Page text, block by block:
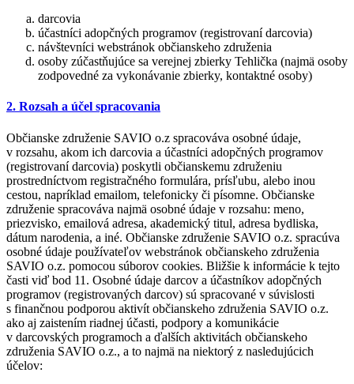
darcovia
účastníci adopčných programov (registrovaní darcovia)
návštevníci webstránok občianskeho združenia
osoby zúčastňujúce sa verejnej zbierky Tehlička (najmä osoby
zodpovedné za vykonávanie zbierky, kontaktné osoby)
2. Rozsah a účel spracovania
Občianske združenie SAVIO o.z spracováva osobné údaje,
v rozsahu, akom ich darcovia a účastníci adopčných programov
(registrovaní darcovia) poskytli občianskemu združeniu
prostredníctvom registračného formulára, prísľubu, alebo inou
cestou, napríklad emailom, telefonicky či písomne. Občianske
združenie spracováva najmä osobné údaje v rozsahu: meno,
priezvisko, emailová adresa, akademický titul, adresa bydliska,
dátum narodenia, a iné. Občianske združenie SAVIO o.z. spracúva
osobné údaje používateľov webstránok občianskeho združenia
SAVIO o.z. pomocou súborov cookies. Bližšie k informácie k tejto
časti viď bod 11. Osobné údaje darcov a účastníkov adopčných
programov (registrovaných darcov) sú spracované v súvislosti
s finančnou podporou aktivít občianskeho združenia SAVIO o.z.
ako aj zaistením riadnej účasti, podpory a komunikácie
v darcovských programoch a ďalších aktivitách občianskeho
združenia SAVIO o.z., a to najmä na niektorý z nasledujúcich
účelov: